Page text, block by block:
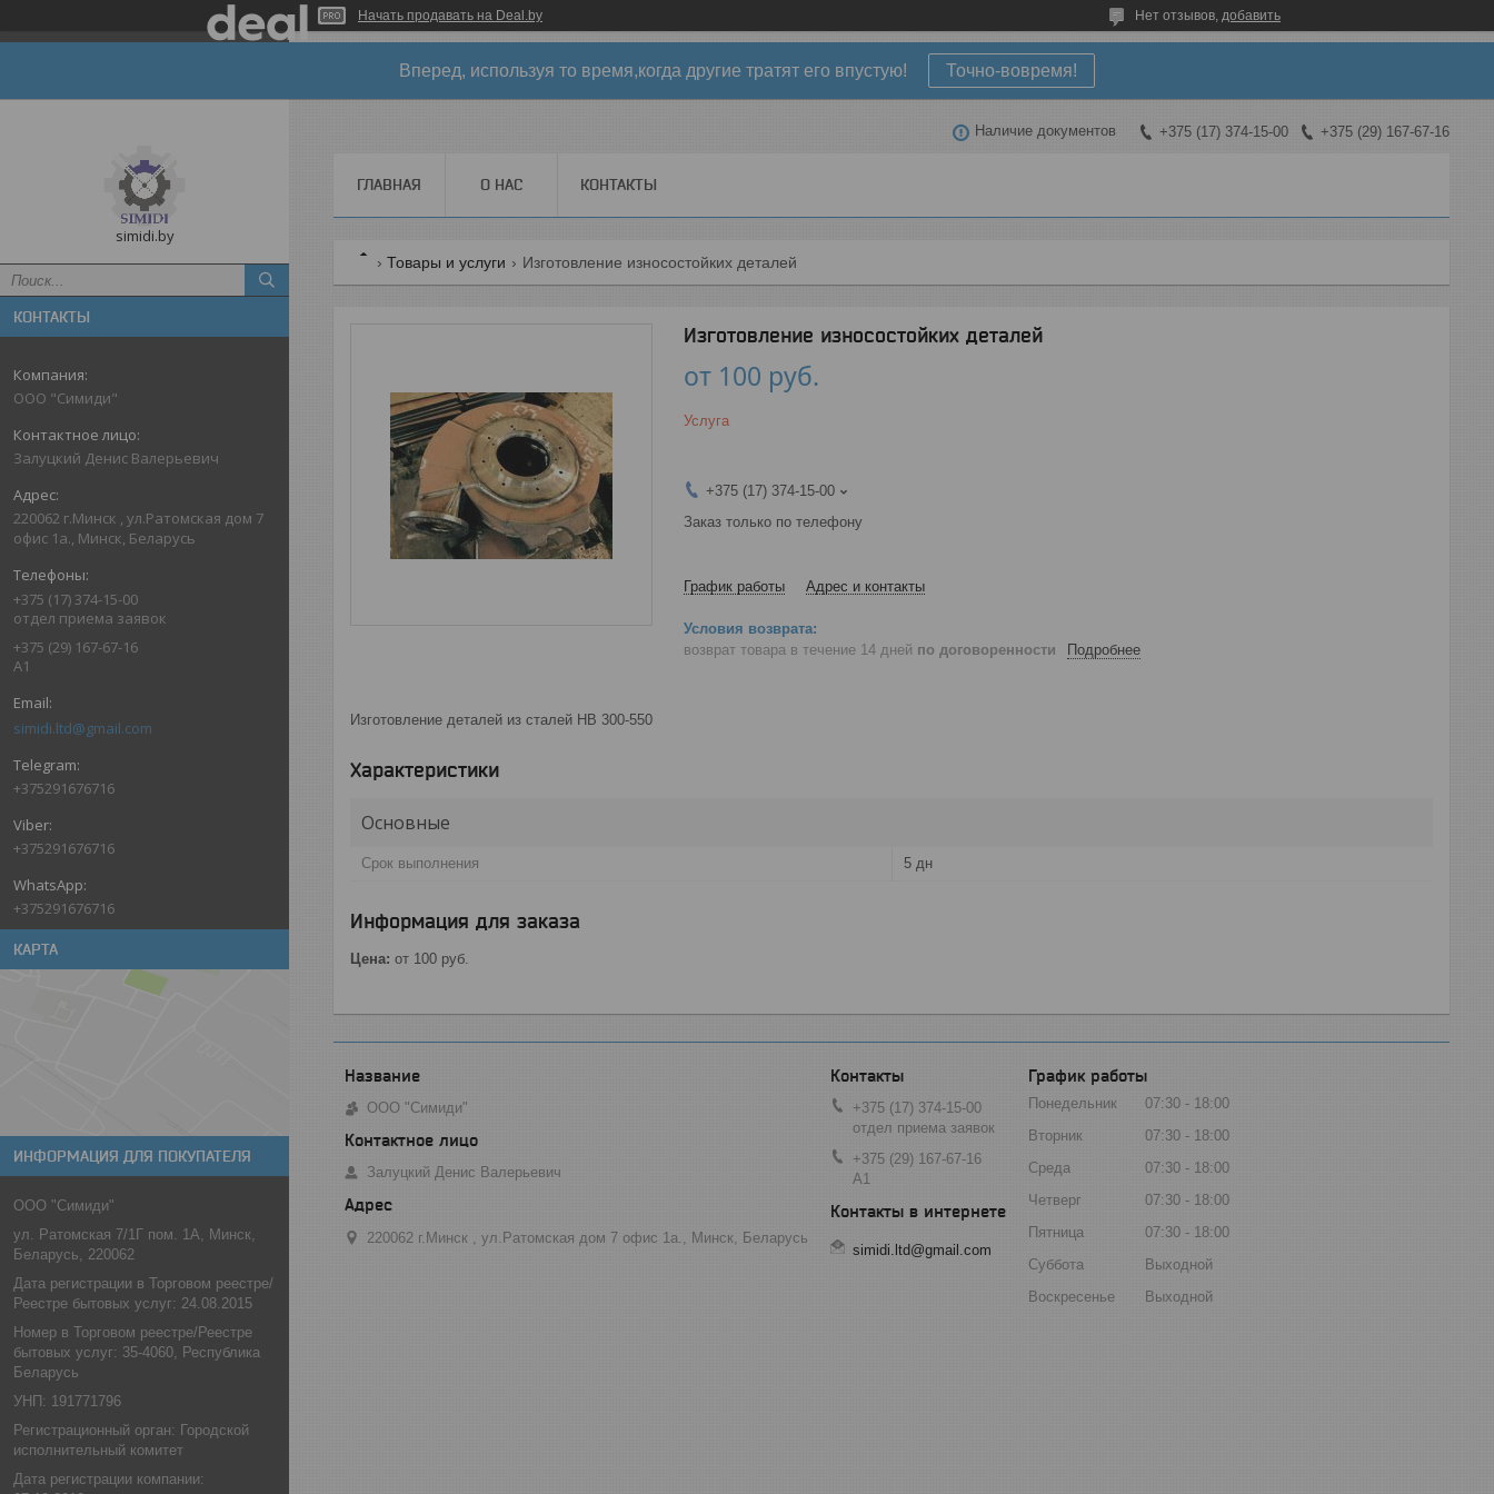
Начать продавать на Deal.by Нет отзывов, добавить
Вперед, используя то время,когда другие тратят его впустую! Точно-вовремя!
simidi.by
КОНТАКТЫ
ООО "Симиди"
Залуцкий Денис Валерьевич
220062 г.Минск , ул.Ратомская дом 7
офис 1а., Минск, Беларусь
+375 (17) 374-15-00
отдел приема заявок
+375 (29) 167-67-16
А1
simidi.ltd@gmail.com
+375291676716
+375291676716
+375291676716
КАРТА
ИНФОРМАЦИЯ ДЛЯ ПОКУПАТЕЛЯ
ООО "Симиди"
ул. Ратомская 7/1Г пом. 1А, Минск,
Беларусь, 220062
Дата регистрации в Торговом реестре/
Реестре бытовых услуг: 24.08.2015
Номер в Торговом реестре/Реестре
бытовых услуг: 35-4060, Республика
Беларусь
УНП: 191771796
Регистрационный орган: Городской
исполнительный комитет
Дата регистрации компании:
Наличие документов +375 (17) 374-15-00 +375 (29) 167-67-16
ГЛАВНАЯ О НАС КОНТАКТЫ
Товары и услуги Изготовление износостойких деталей
Изготовление износостойких деталей
от 100 руб.
Услуга
+375 (17) 374-15-00
Заказ только по телефону
График работы Адрес и контакты
возврат товара в течение 14 дней по договоренности Подробнее
Изготовление деталей из сталей HB 300-550
Характеристики
Основные
Срок выполнения 5 дн
Информация для заказа
Цена: от 100 руб.
ООО "Симиди"
Залуцкий Денис Валерьевич
220062 г.Минск , ул.Ратомская дом 7 офис 1а., Минск, Беларусь
+375 (17) 374-15-00
отдел приема заявок
+375 (29) 167-67-16
А1
simidi.ltd@gmail.com
График работы
Понедельник 07:30
18:00
Вторник
07:30
18:00
Среда
07:30
18:00
Четверг
07:30
18:00
Пятница
07:30
18:00
Суббота
Выходной
Воскресенье
Выходной